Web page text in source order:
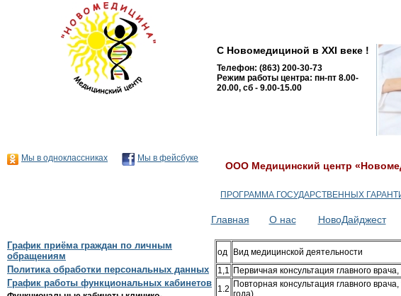
С Новомедициной в XXI веке !
Телефон: (863) 200-30-73
Режим работы центра: пн-пт 8.00-
20.00, сб - 9.00-15.00
Мы в одноклассниках
Мы в фейсбуке
ООО Медицинский центр
ПРОГРАММА ГОСУДАРСТВЕННЫХ
Главная О нас НовоДайджест
График приёма граждан по личным
обращениям
Политика обработки персональных данных
График работы функциональных кабинетов
од Вид медицинской деятельности
1,1 Первичная консультация главного
1.2 Повторная консультация главного
года)